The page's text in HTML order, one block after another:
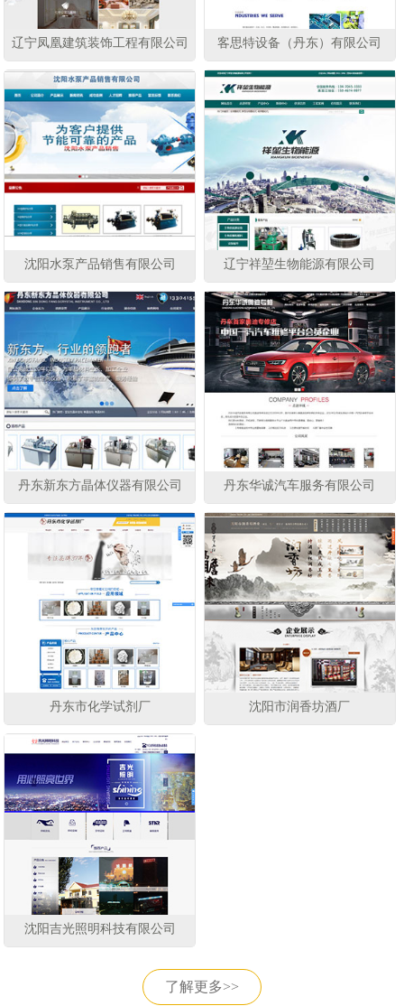
辽宁凤凰建筑装饰工程有限公司 客思特设备（丹东）有限公司
沈阳水泵产品销售有限公司 辽宁祥堃生物能源有限公司
丹东新东方晶体仪器有限公司 丹东华诚汽车服务有限公司
丹东市化学试剂厂 沈阳市润香坊酒厂
沈阳吉光照明科技有限公司
了解更多>>